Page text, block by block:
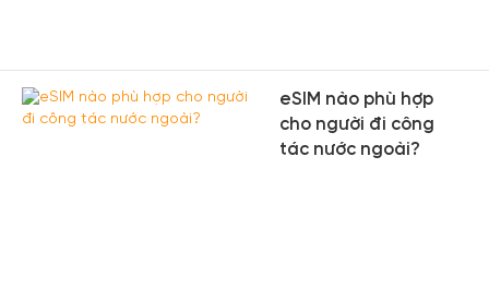
eSIM nào phù hợp
cho người đi công
tác nước ngoài?